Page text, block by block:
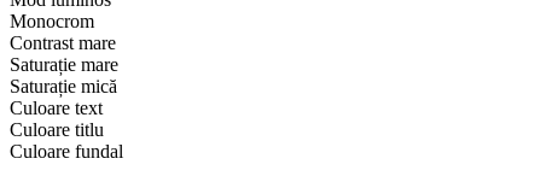
Monocrom
Contrast mare
Saturație mare
Saturație mică
Culoare text
Culoare titlu
Culoare fundal